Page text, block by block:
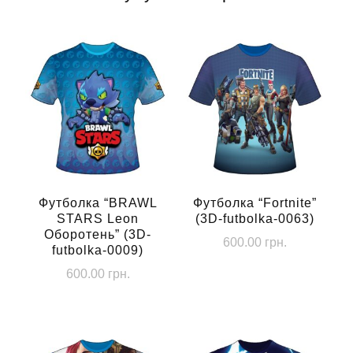
Футболка “BRAWL
STARS Leon
Оборотень” (3D-
futbolka-0009)
600.00 грн.
має
Футболка “Fortnite”
(3D-futbolka-0063)
600.00 грн.